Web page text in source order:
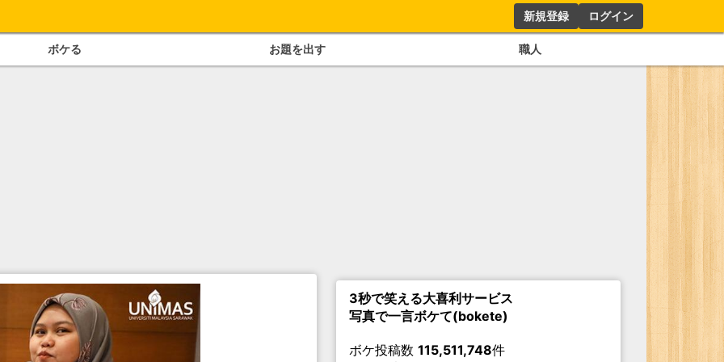
新規登録 ログイン
ボケる お題を出す 職人
3秒で笑える大喜利サービス
写真で一言ボケて(bokete)
ボケ投稿数 115,511,748件